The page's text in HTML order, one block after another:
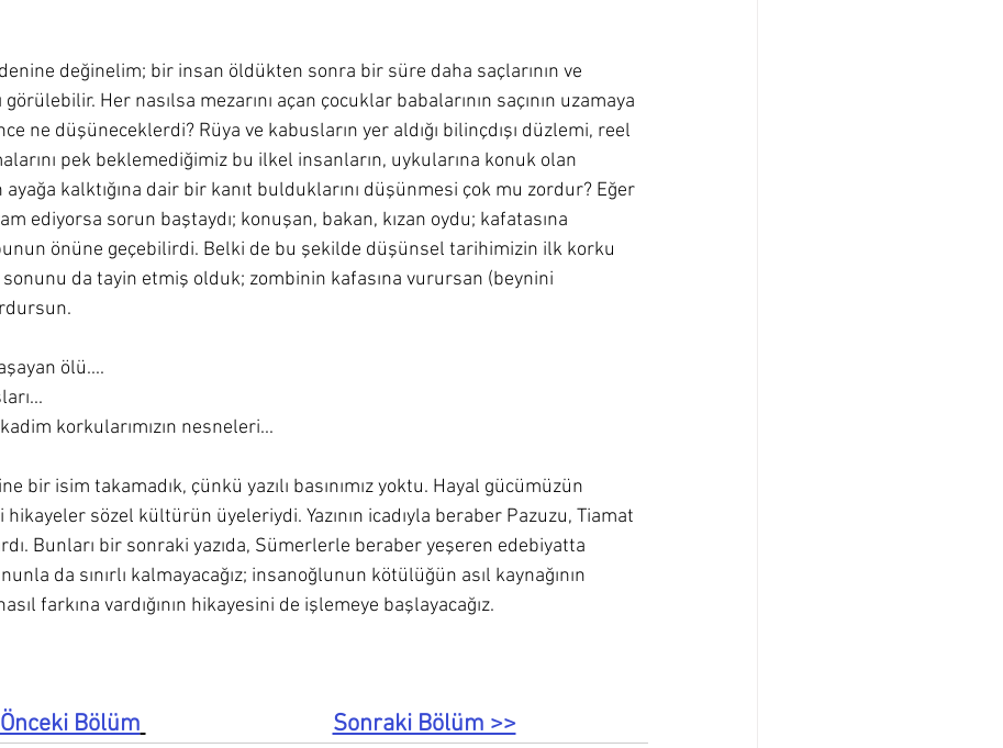
değinelim; bir insan öldükten sonra bir süre daha saçlarının ve
görülebilir. Her nasılsa mezarını açan çocuklar babalarının saçının uzamaya
ne düşüneceklerdi? Rüya ve kabusların yer aldığı bilinçdışı düzlemi, reel
pek beklemediğimiz bu ilkel insanların, uykularına konuk olan
ayağa kalktığına dair bir kanıt bulduklarını düşünmesi çok mu zordur? Eğer
ediyorsa sorun baştaydı; konuşan, bakan, kızan oydu; kafatasına
önüne geçebilirdi. Belki de bu şekilde düşünsel tarihimizin ilk korku
da tayin etmiş olduk; zombinin kafasına vurursan (beynini
ölü....
korkularımızın nesneleri...
bir isim takamadık, çünkü yazılı basınımız yoktu. Hayal gücümüzün
sözel kültürün üyeleriydi. Yazının icadıyla beraber Pazuzu, Tiamat
Bunları bir sonraki yazıda, Sümerlerle beraber yeşeren edebiyatta
da sınırlı kalmayacağız; insanoğlunun kötülüğün asıl kaynağının
farkına vardığının hikayesini de işlemeye başlayacağız.
Bölüm Sonraki Bölüm >>